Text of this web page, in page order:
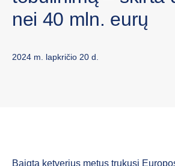
nei 40 mln. eurų
2024 m. lapkričio 20 d.
Baigta ketverius metus trukusi